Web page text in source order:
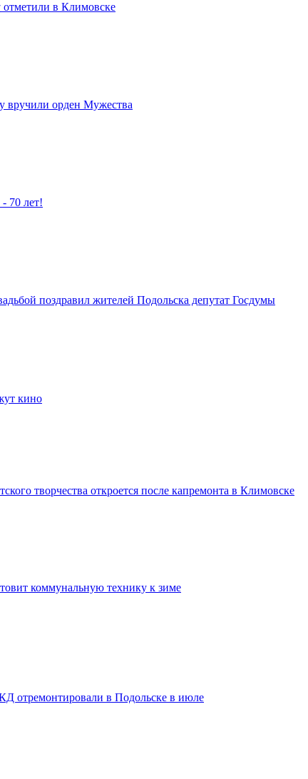
в Климовске
вручили орден Мужества
70 лет!
поздравил жителей Подольска депутат Госдумы
кино
творчества откроется после капремонта в Климовске
коммунальную технику к зиме
отремонтировали в Подольске в июле